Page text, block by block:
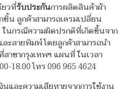
ยวที่รับประกันการผลิตสินค้าผ้า
น ลูกค้าสามารถเครมเปลี่ยน
ในกรณีความผิดปรกติที่เกิดขึ้นจาก
ะลายพิมพ์ โดยลูกค้าสามารถนำ
าขากรุงเทพฯ แผนที่ ในเวลา
18.00 โทร 096 965 4624